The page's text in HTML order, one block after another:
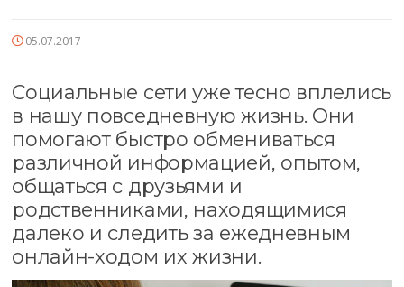
05.07.2017
Социальные сети уже тесно вплелись
в нашу повседневную жизнь. Они
помогают быстро обмениваться
различной информацией, опытом,
общаться с друзьями и
родственниками, находящимися
далеко и следить за ежедневным
онлайн-ходом их жизни.